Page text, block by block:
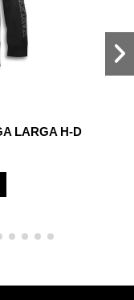
LARGA H-D